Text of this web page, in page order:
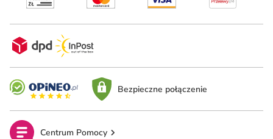
Bezpieczne połączenie
Centrum Pomocy